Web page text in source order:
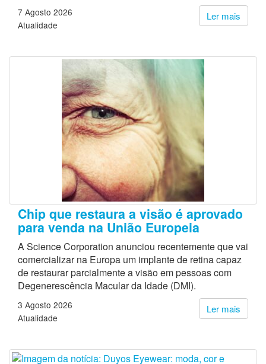
Ler mais
7 Agosto 2026
Atualidade
Chip que restaura a visão é aprovado
para venda na União Europeia
A Science Corporation anunciou recentemente que vai
comercializar na Europa um implante de retina capaz
de restaurar parcialmente a visão em pessoas com
Degenerescência Macular da Idade (DMI).
Ler mais
3 Agosto 2026
Atualidade